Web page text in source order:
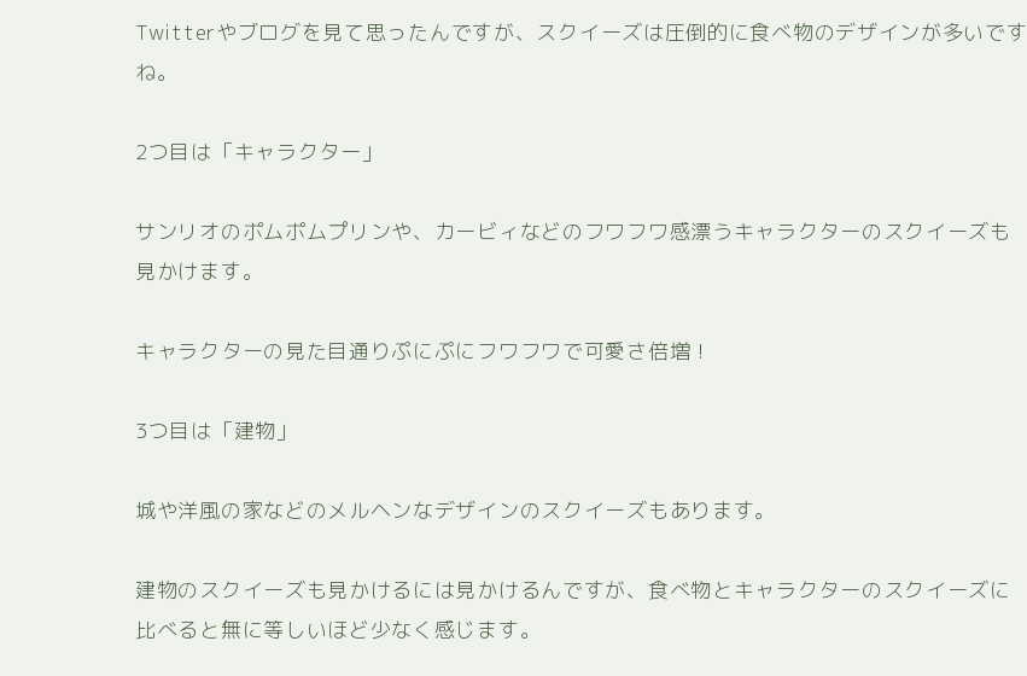
Twitterやブログを見て思ったんですが、スクイーズは圧倒的に食べ物のデザインが多いです
ね。
2つ目は「キャラクター」
サンリオのポムポムプリンや、カービィなどのフワフワ感漂うキャラクターのスクイーズも
見かけます。
キャラクターの見た目通りぷにぷにフワフワで可愛さ倍増！
3つ目は「建物」
城や洋風の家などのメルヘンなデザインのスクイーズもあります。
建物のスクイーズも見かけるには見かけるんですが、食べ物とキャラクターのスクイーズに
比べると無に等しいほど少なく感じます。